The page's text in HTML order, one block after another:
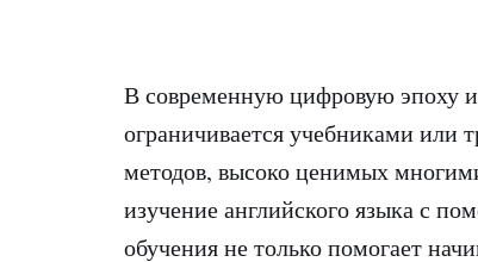
В современную цифровую эпоху
ограничивается учебниками или
методов, высоко ценимых
изучение английского языка с
обучения не только помогает